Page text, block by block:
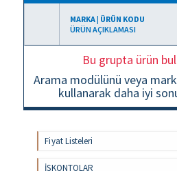
MARKA | ÜRÜN KODU
ÜRÜN AÇIKLAMASI
Bu grupta ürün
Arama modülünü veya
kullanarak daha iyi
Fiyat Listeleri
İSKONTOLAR